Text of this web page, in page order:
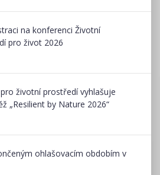
na konferenci Životní
pro život 2026
životní prostředí vyhlašuje
„Resilient by Nature 2026“
ohlašovacím obdobím v